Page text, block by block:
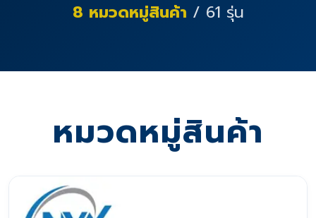
8 หมวดหมู่สินค้า / 61 รุ่น
หมวดหมู่สินค้า